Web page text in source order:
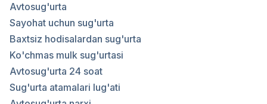
Avtosug'urta
Sayohat uchun sug'urta
Baxtsiz hodisalardan sug'urta
Ko'chmas mulk sug'urtasi
Avtosug'urta 24 soat
Sug'urta atamalari lug'ati